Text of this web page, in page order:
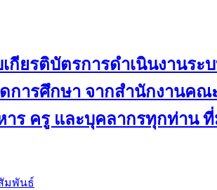
ยรติบัตรการดำเนินงานร
การศึกษา จากสำนักงานค
ครู และบุคลากรทุกท่าน
มพันธ์